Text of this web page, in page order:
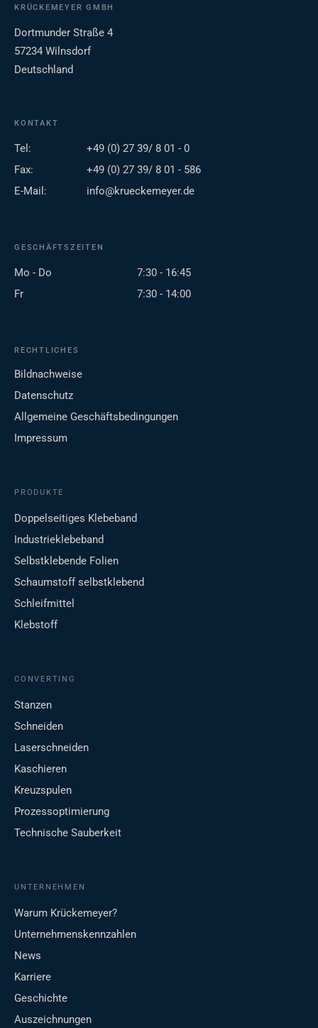
KRÜCKEMEYER GMBH
Dortmunder Straße 4
57234 Wilnsdorf
Deutschland
KONTAKT
Tel:
+49 (0) 27 39/ 8 01 - 0
Fax:
+49 (0) 27 39/ 8 01 - 586
E-Mail:
info@krueckemeyer.de
GESCHÄFTSZEITEN
Mo - Do
7:30 - 16:45
Fr
7:30 - 14:00
RECHTLICHES
Bildnachweise
Datenschutz
Allgemeine Geschäftsbedingungen
Impressum
PRODUKTE
Doppelseitiges Klebeband
Industrieklebeband
Selbstklebende Folien
Schaumstoff selbstklebend
Schleifmittel
Klebstoff
CONVERTING
Stanzen
Schneiden
Laserschneiden
Kaschieren
Kreuzspulen
Prozessoptimierung
Technische Sauberkeit
UNTERNEHMEN
Warum Krückemeyer?
Unternehmenskennzahlen
News
Karriere
Geschichte
Auszeichnungen